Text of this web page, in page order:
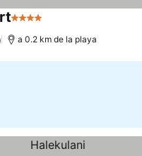
4 Estrellas
a 0.2 km de la playa